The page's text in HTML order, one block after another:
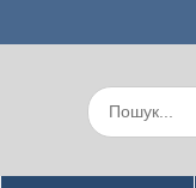
Шукати: